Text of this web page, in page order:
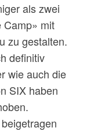
als zwei
Camp» mit
zu gestalten.
definitiv
wie auch die
SIX haben